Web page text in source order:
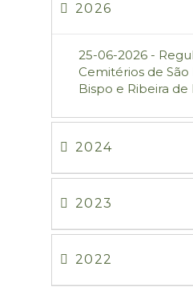
2026
25-06-2026 -
Cemitérios de
Bispo e Ribeira de
2024
2023
2022